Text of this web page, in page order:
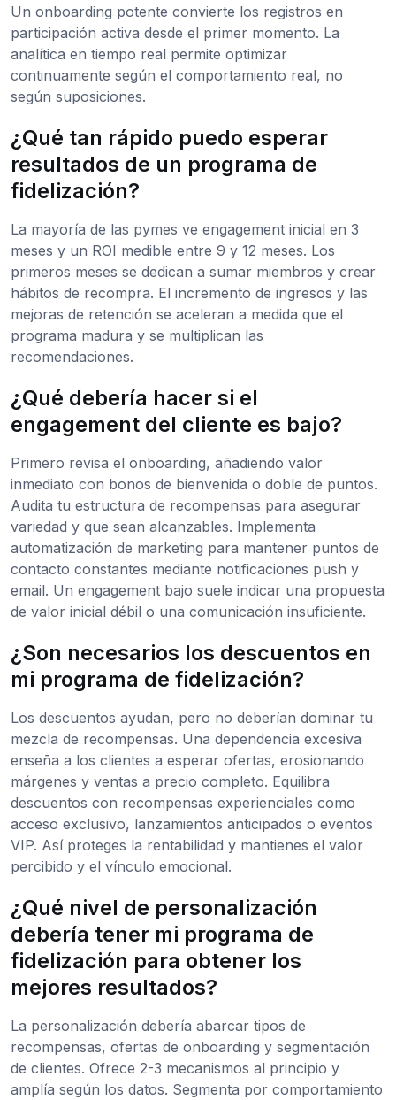
Un onboarding potente convierte los registros en
participación activa desde el primer momento. La
analítica en tiempo real permite optimizar
continuamente según el comportamiento real, no
según suposiciones.
¿Qué tan rápido puedo esperar
resultados de un programa de
fidelización?
La mayoría de las pymes ve engagement inicial en 3
meses y un ROI medible entre 9 y 12 meses. Los
primeros meses se dedican a sumar miembros y crear
hábitos de recompra. El incremento de ingresos y las
mejoras de retención se aceleran a medida que el
programa madura y se multiplican las
recomendaciones.
¿Qué debería hacer si el
engagement del cliente es bajo?
Primero revisa el onboarding, añadiendo valor
inmediato con bonos de bienvenida o doble de puntos.
Audita tu estructura de recompensas para asegurar
variedad y que sean alcanzables. Implementa
automatización de marketing para mantener puntos de
contacto constantes mediante notificaciones push y
email. Un engagement bajo suele indicar una propuesta
de valor inicial débil o una comunicación insuficiente.
¿Son necesarios los descuentos en
mi programa de fidelización?
Los descuentos ayudan, pero no deberían dominar tu
mezcla de recompensas. Una dependencia excesiva
enseña a los clientes a esperar ofertas, erosionando
márgenes y ventas a precio completo. Equilibra
descuentos con recompensas experienciales como
acceso exclusivo, lanzamientos anticipados o eventos
VIP. Así proteges la rentabilidad y mantienes el valor
percibido y el vínculo emocional.
¿Qué nivel de personalización
debería tener mi programa de
fidelización para obtener los
mejores resultados?
La personalización debería abarcar tipos de
recompensas, ofertas de onboarding y segmentación
de clientes. Ofrece 2-3 mecanismos al principio y
amplía según los datos. Segmenta por comportamiento